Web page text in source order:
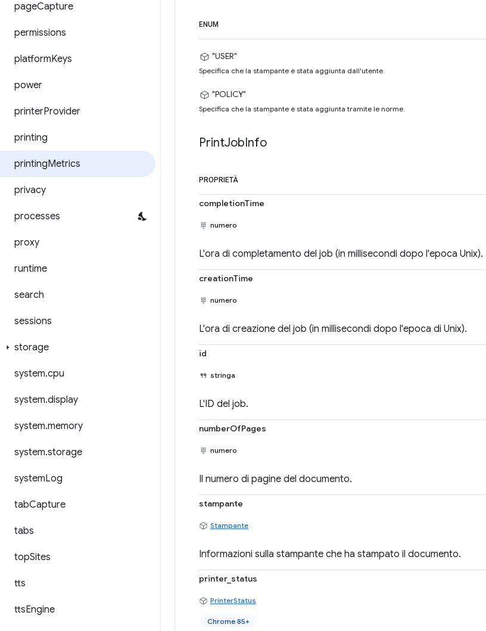
pageCapture
permissions
platformKeys
power
printerProvider
printing
printingMetrics
privacy
processes
proxy
runtime
search
sessions
storage
system.cpu
system.display
system.memory
system.storage
systemLog
tabCapture
tabs
topSites
tts
ttsEngine
ENUM
"USER"
Specifica che la stampante è stata aggiunta dall'utente.
"POLICY"
Specifica che la stampante è stata aggiunta tramite le norme.
PrintJobInfo
PROPRIETÀ
completionTime
numero
L'ora di completamento del job (in millisecondi dopo l'epoca Unix).
creationTime
numero
L'ora di creazione del job (in millisecondi dopo l'epoca di Unix).
id
stringa
L'ID del job.
numberOfPages
numero
Il numero di pagine del documento.
stampante
Stampante
Informazioni sulla stampante che ha stampato il documento.
printer_status
PrinterStatus
Chrome 85+